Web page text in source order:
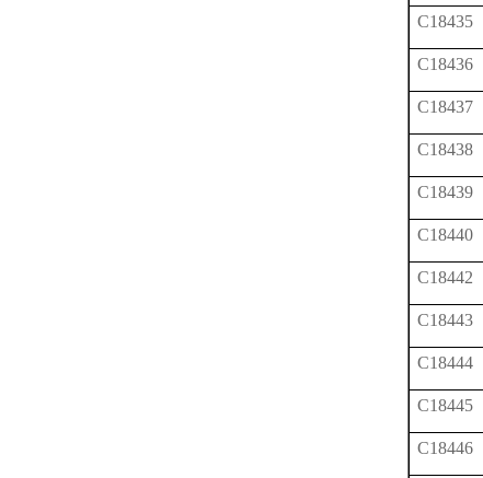
C18435
C18436
C18437
C18438
C18439
C18440
C18442
C18443
C18444
C18445
C18446